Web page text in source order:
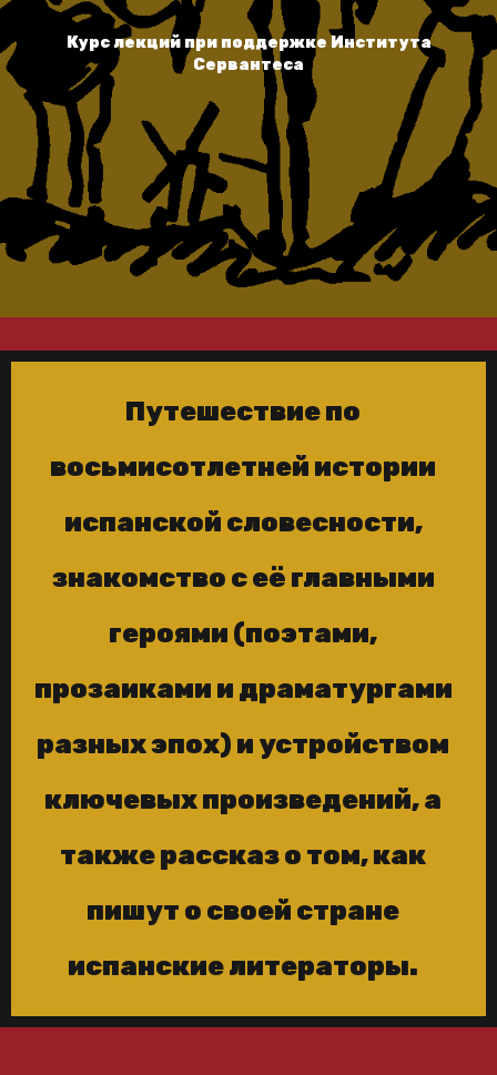
Курс лекций при поддержке Института
Сервантеса
Путешествие по
восьмисотлетней истории
испанской словесности,
знакомство с её главными
героями (поэтами,
прозаиками и драматургами
разных эпох) и устройством
ключевых произведений, а
также рассказ о том, как
пишут о своей стране
испанские литераторы.